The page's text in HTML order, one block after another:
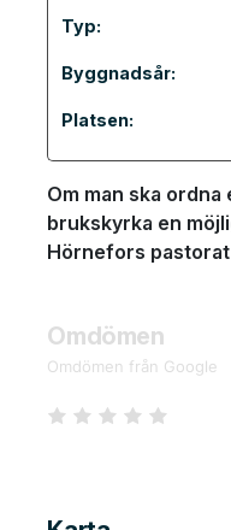
Typ:
Byggnadsår:
Platsen:
Om man ska
brukskyrka en
Hörnefors pastorat
Omdömen
Omdömen från Google